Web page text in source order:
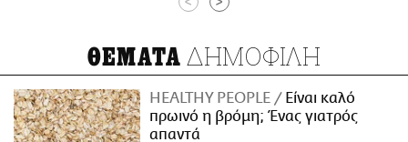
ΘΕΜΑΤΑ ΔΗΜΟΦΙΛΗ
HEALTHY PEOPLE
Είναι καλό
πρωινό η βρόμη; Ένας γιατρός
απαντά